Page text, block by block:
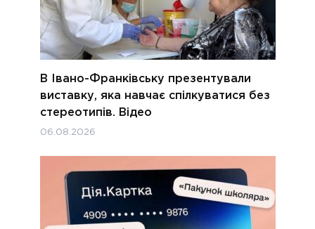
В Івано-Франківську презентували
виставку, яка навчає спілкуватися без
стереотипів. Відео
06.08.2026